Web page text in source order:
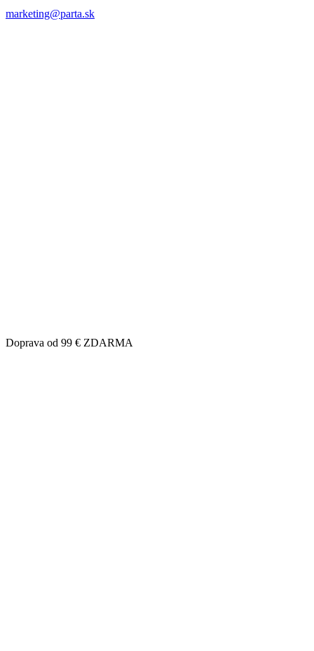
marketing@parta.sk
Doprava od 99 € ZDARMA